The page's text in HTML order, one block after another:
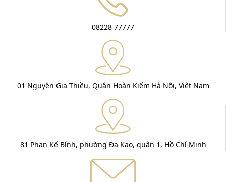
08228 77777
01 Nguyễn Gia Thiều, Quận Hoàn Kiếm Hà Nội, Việt Nam
81 Phan Kế Bính, phường Đa Kao, quận 1, Hồ Chí Minh